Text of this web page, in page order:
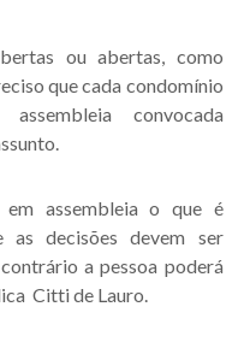
ou abertas, como
que cada condomínio
convocada
em assembleia o que é
as decisões devem ser
a pessoa poderá
Citti de Lauro.